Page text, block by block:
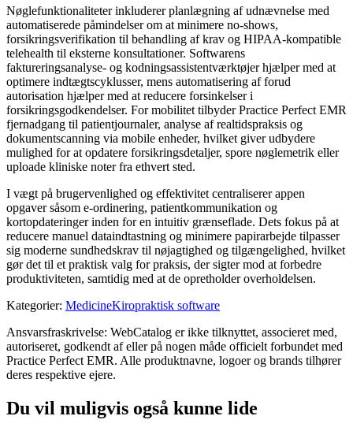
Nøglefunktionaliteter inkluderer planlægning af udnævnelse med
automatiserede påmindelser om at minimere no-shows,
forsikringsverifikation til behandling af krav og HIPAA-kompatible
telehealth til eksterne konsultationer. Softwarens
faktureringsanalyse- og kodningsassistentværktøjer hjælper med at
optimere indtægtscyklusser, mens automatisering af forud
autorisation hjælper med at reducere forsinkelser i
forsikringsgodkendelser. For mobilitet tilbyder Practice Perfect EMR
fjernadgang til patientjournaler, analyse af realtidspraksis og
dokumentscanning via mobile enheder, hvilket giver udbydere
mulighed for at opdatere forsikringsdetaljer, spore nøglemetrik eller
uploade kliniske noter fra ethvert sted.
I vægt på brugervenlighed og effektivitet centraliserer appen
opgaver såsom e-ordinering, patientkommunikation og
kortopdateringer inden for en intuitiv grænseflade. Dets fokus på at
reducere manuel dataindtastning og minimere papirarbejde tilpasser
sig moderne sundhedskrav til nøjagtighed og tilgængelighed, hvilket
gør det til et praktisk valg for praksis, der sigter mod at forbedre
produktiviteten, samtidig med at de opretholder overholdelsen.
Kategorier: MedicineKiropraktisk software
Ansvarsfraskrivelse: WebCatalog er ikke tilknyttet, associeret med,
autoriseret, godkendt af eller på nogen måde officielt forbundet med
Practice Perfect EMR. Alle produktnavne, logoer og brands tilhører
deres respektive ejere.
Du vil muligvis også kunne lide